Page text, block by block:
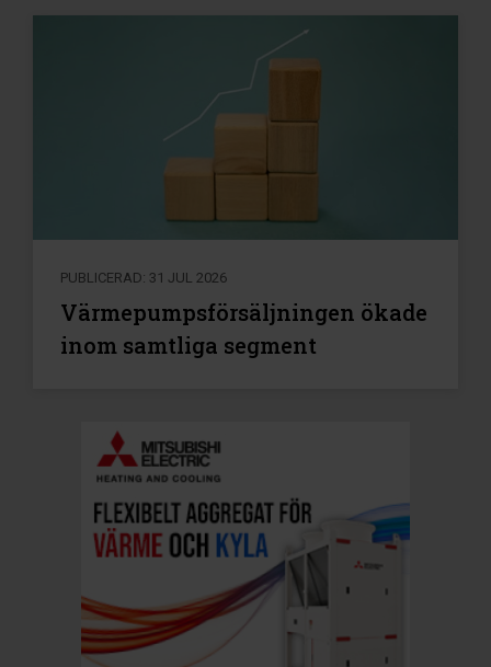
PUBLICERAD: 31 JUL 2026
Värmepumpsförsäljningen ökade
inom samtliga segment